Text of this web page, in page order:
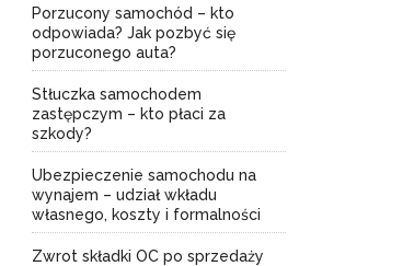
Porzucony samochód – kto
odpowiada? Jak pozbyć się
porzuconego auta?
Stłuczka samochodem
zastępczym – kto płaci za
szkody?
Ubezpieczenie samochodu na
wynajem – udział wkładu
własnego, koszty i formalności
Zwrot składki OC po sprzedaży